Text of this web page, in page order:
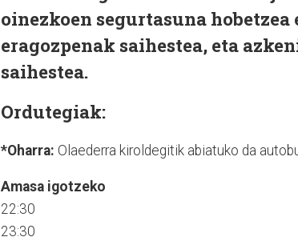
oinezkoen segurtasuna
eragozpenak saihestea, eta
saihestea.
Ordutegiak:
*Oharra: Olaederra kiroldegitik abiatuko da
Amasa igotzeko
22:30
23:30